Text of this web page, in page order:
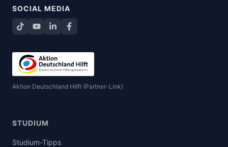
SOCIAL MEDIA
TikTokYouTube
LinkedInFacebook teilen
Aktion Deutschland Hilft (Partner-Link)
STUDIUM
Studium-Tipps